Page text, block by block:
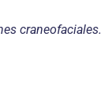
craneofaciales.